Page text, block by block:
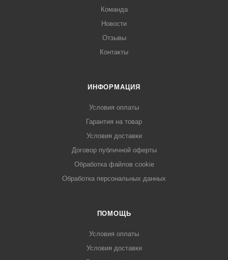
Команда
Новости
Отзывы
Контакты
ИНФОРМАЦИЯ
Условия оплаты
Гарантия на товар
Условия доставки
Договор публичной оферты
Обработка файлов cookie
Обработка персональных данных
ПОМОЩЬ
Условия оплаты
Условия доставки